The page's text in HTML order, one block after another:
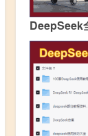
DeepSeek